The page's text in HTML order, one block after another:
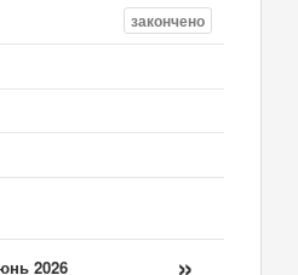
закончено
2026